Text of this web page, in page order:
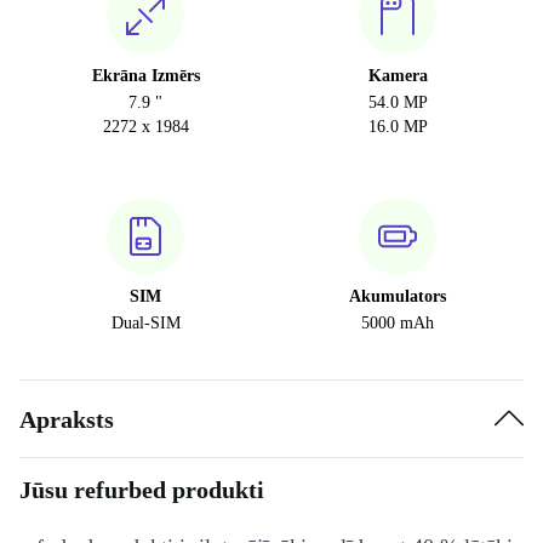
Ekrāna Izmērs
7.9 "
2272 x 1984
Kamera
54.0 MP
16.0 MP
SIM
Dual-SIM
Akumulators
5000 mAh
Apraksts
Jūsu refurbed produkti